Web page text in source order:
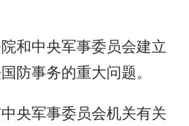
和中央军事委员会建立
防事务的重大问题。
央军事委员会机关有关